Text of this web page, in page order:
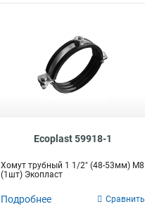
Ecoplast 59918-1
Хомут трубный 1 1/2" (48-53мм) М8
(1шт) Экопласт
Подробнее Сравнить